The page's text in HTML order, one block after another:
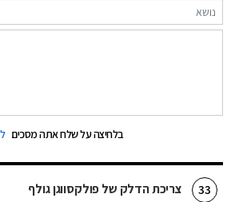
בלחיצה על שלח אתה מסכים
33
צריכת הדלק של פולקסווגן גולף